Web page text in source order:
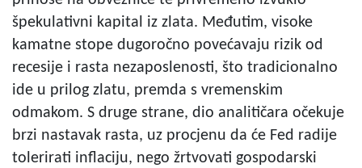
špekulativni kapital iz zlata. Međutim, visoke
kamatne stope dugoročno povećavaju rizik od
recesije i rasta nezaposlenosti, što tradicionalno
ide u prilog zlatu, premda s vremenskim
odmakom. S druge strane, dio analitičara očekuje
brzi nastavak rasta, uz procjenu da će Fed radije
tolerirati inflaciju, nego žrtvovati gospodarski